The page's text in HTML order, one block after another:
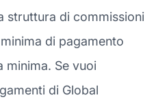
struttura di commissioni
di pagamento
minima. Se vuoi
di Global